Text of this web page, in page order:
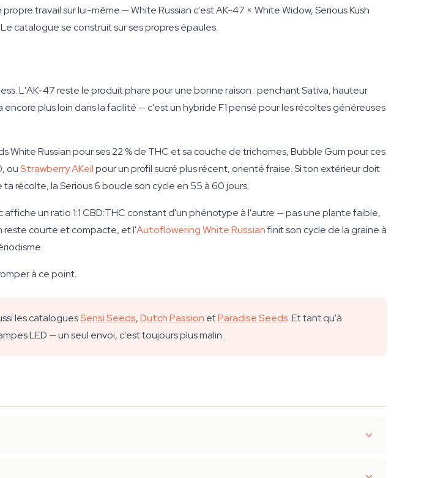
travail sur lui-même — White Russian c'est AK-47 × White Widow, Serious Kush
catalogue se construit sur ses propres épaules.
L'AK-47 reste le produit phare pour une bonne raison : penchant Sativa, hauteur
plus loin dans la facilité — c'est un hybride F1 pensé pour les récoltes généreuses
White Russian pour ses 22 % de THC et sa couche de trichomes, Bubble Gum pour ces
ouStrawberry AKeilpour un profil sucré plus récent, orienté fraise. Si ton extérieur doit
récolte, la Serious 6 boucle son cycle en 55 à 60 jours.
un ratio 1:1 CBD:THC constant d'un phénotype à l'autre — pas une plante faible,
reste courte et compacte, et l'Autoflowering White Russianfinit son cycle de la graine à
à ce point.
les cataloguesSensi Seeds,Dutch Passion etParadise Seeds. Et tant qu'à
LED — un seul envoi, c'est toujours plus malin.